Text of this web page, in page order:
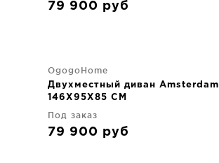
79 900 руб
OgogoHome
Двухместный диван Amsterdam
146X95X85 CM
Под заказ
79 900 руб